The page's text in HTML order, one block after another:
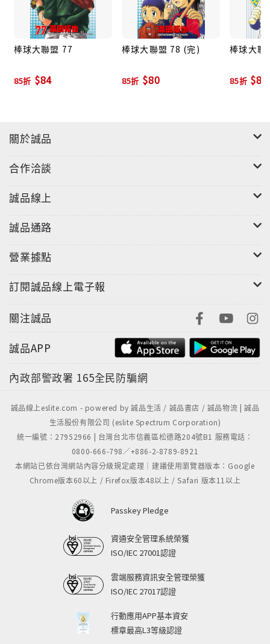
棒球大聯盟 77
85折 $84
棒球大聯盟 78 (完)
85折 $80
棒球大聯
85折 $80
關於誠品
合作洽談
誠品線上
誠品通路
營業據點
訂閱誠品線上電子報
關注誠品
誠品APP
內政部警政署 165全民防騙網
誠品線上eslite.com - powered by 誠品生活 / 誠品書店 / 誠品物流 | 誠品
生活股份有限公司 (eslite Spectrum Corporation)
統一編號：27952966 | 台灣台北市信義區松德路204號B1 服務電話：
0800-666-798／+886-2-8789-8921
本網站已依台灣網站內容分級規定處理｜建議使用瀏覽器版本：Google
Chrome版本60以上 / Firefox版本48以上 / Safari 版本11以上
Passkey Pledge
資通安全管理系統榮獲
ISO/IEC 27001認證
雲端服務資訊安全管理榮獲
ISO/IEC 27017認證
行動應用APP基本資安
標章最高L3等級認證